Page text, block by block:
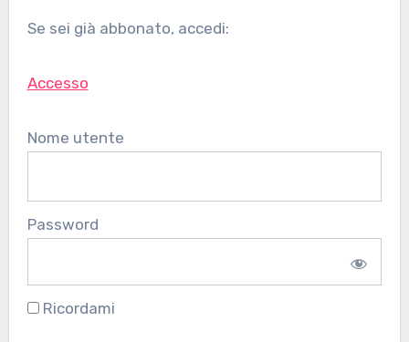
Se sei già abbonato, accedi:
Accesso
Nome utente
Password
Ricordami